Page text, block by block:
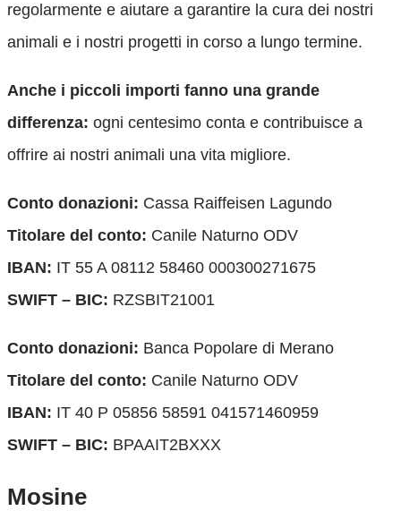
regolarmente e aiutare a garantire la cura dei nostri
animali e i nostri progetti in corso a lungo termine.
Anche i piccoli importi fanno una grande
differenza: ogni centesimo conta e contribuisce a
offrire ai nostri animali una vita migliore.
Conto donazioni: Cassa Raiffeisen Lagundo
Titolare del conto: Canile Naturno ODV
IBAN: IT 55 A 08112 58460 000300271675
SWIFT – BIC: RZSBIT21001
Conto donazioni: Banca Popolare di Merano
Titolare del conto: Canile Naturno ODV
IBAN: IT 40 P 05856 58591 041571460959
SWIFT – BIC: BPAAIT2BXXX
Mosine